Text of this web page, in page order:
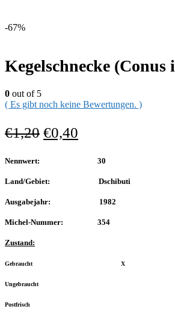
-67%
Kegelschnecke (Conus
0 out of 5
( Es gibt noch keine Bewertungen. )
€1,20 €0,40
Nennwert: 30
Land/Gebiet: Dschibuti
Ausgabejahr: 1982
Michel-Nummer: 354
Zustand:
Gebraucht X
Ungebraucht
Postfrisch